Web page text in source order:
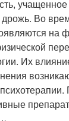
Во
на
Их